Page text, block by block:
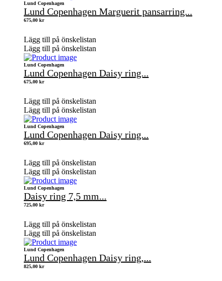
Lund Copenhagen
Lund Copenhagen Marguerit pansarring...
675,00 kr
Lägg till på önskelistan
Lägg till på önskelistan
Lund Copenhagen
Lund Copenhagen Daisy ring...
675,00 kr
Lägg till på önskelistan
Lägg till på önskelistan
Lund Copenhagen
Lund Copenhagen Daisy ring...
695,00 kr
Lägg till på önskelistan
Lägg till på önskelistan
Lund Copenhagen
Daisy ring 7,5 mm...
725,00 kr
Lägg till på önskelistan
Lägg till på önskelistan
Lund Copenhagen
Lund Copenhagen Daisy ring,...
825,00 kr